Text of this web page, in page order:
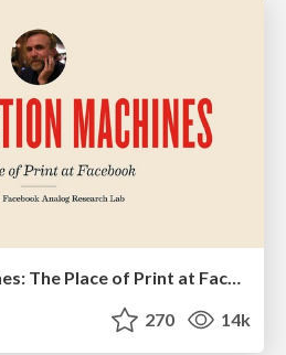
Imperfection Machines: The Place of Print at Facebook
270 14k